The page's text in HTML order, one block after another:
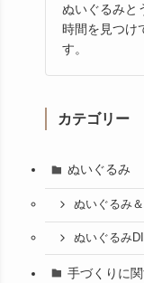
ぬいぐるみと
時間を見つけ
す。
カテゴリー
ぬいぐるみ
ぬいぐるみ
ぬいぐるみ
手づくりに